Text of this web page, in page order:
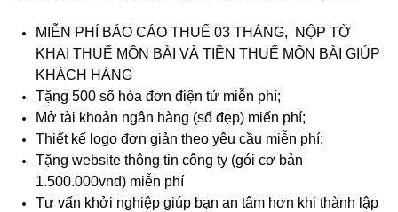
MIỄN PHÍ BÁO CÁO THUẾ 03 THÁNG, NỘP TỜ
KHAI THUẾ MÔN BÀI VÀ TIỀN THUẾ MÔN BÀI GIÚP
KHÁCH HÀNG
Tặng 500 số hóa đơn điện tử miễn phí;
Mở tài khoản ngân hàng (số đẹp) miến phí;
Thiết kế logo đơn giản theo yêu cầu miễn phí;
Tặng website thông tin công ty (gói cơ bản
1.500.000vnd) miễn phí
Tư vấn khởi nghiệp giúp bạn an tâm hơn khi thành lập